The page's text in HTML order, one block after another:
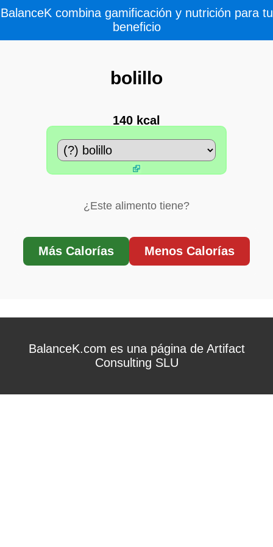
BalanceK combina gamificación y nutrición para tu
beneficio
bolillo
140 kcal
¿Este alimento tiene?
Más Calorías Menos Calorías
BalanceK.com es una página de Artifact
Consulting SLU